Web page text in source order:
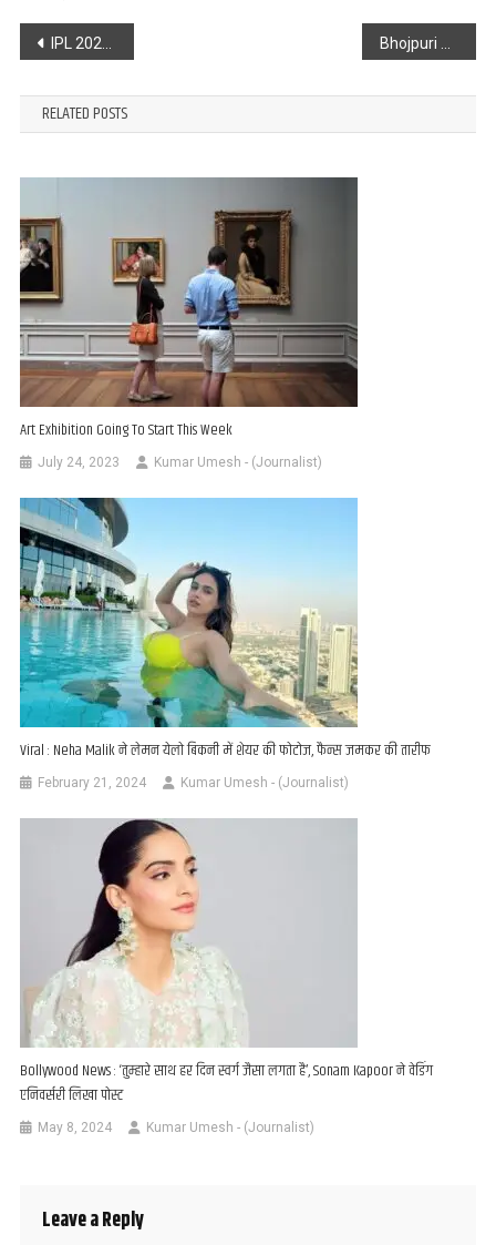
Post
navigation
IPL 2024 : कोलकाता नाइट राइडर्स की टीम में हुआ बड़ा बदलाव, इस श्रीलंकाई गेंदबाज को बनाया हिस्सा
RELATED POSTS
Art Exhibition Going To Start This Week
July 24, 2023 Kumar Umesh - (Journalist)
Viral : Neha Malik ने लेमन येलो बिकनी में शेयर की फोटोज, फैन्स जमकर की तारीफ
February 21, 2024 Kumar Umesh - (Journalist)
Bollywood News : ‘तुम्हारे साथ हर दिन स्वर्ग जैसा लगता है’, Sonam Kapoor ने वेडिंग
एनिवर्सरी लिखा पोस्ट
May 8, 2024 Kumar Umesh - (Journalist)
Leave a Reply